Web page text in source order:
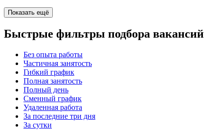
Показать ещё
Быстрые фильтры подбора вакансий
Без опыта работы
Частичная занятость
Гибкий график
Полная занятость
Полный день
Сменный график
Удаленная работа
За последние три дня
За сутки